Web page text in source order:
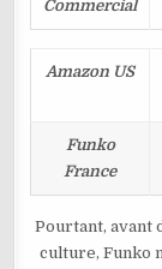
Commercial
Amazon US
Funko
France
Pourtant, avant
culture, Funko